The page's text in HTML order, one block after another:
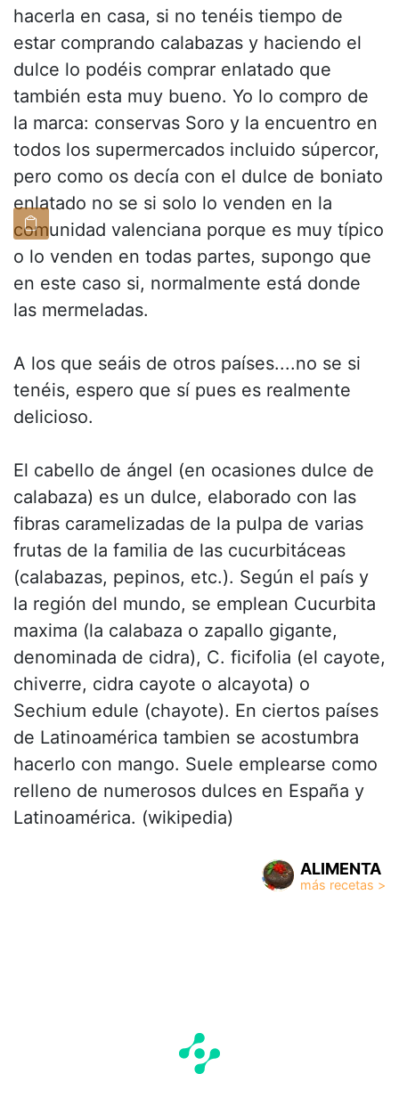
hacerla en casa, si no tenéis tiempo de
estar comprando calabazas y haciendo el
dulce lo podéis comprar enlatado que
también esta muy bueno. Yo lo compro de
la marca: conservas Soro y la encuentro en
todos los supermercados incluido súpercor,
pero como os decía con el dulce de boniato
enlatado no se si solo lo venden en la
comunidad valenciana porque es muy típico
o lo venden en todas partes, supongo que
en este caso si, normalmente está donde
las mermeladas.
A los que seáis de otros países....no se si
tenéis, espero que sí pues es realmente
delicioso.
El cabello de ángel (en ocasiones dulce de
calabaza) es un dulce, elaborado con las
fibras caramelizadas de la pulpa de varias
frutas de la familia de las cucurbitáceas
(calabazas, pepinos, etc.). Según el país y
la región del mundo, se emplean Cucurbita
maxima (la calabaza o zapallo gigante,
denominada de cidra), C. ficifolia (el cayote,
chiverre, cidra cayote o alcayota) o
Sechium edule (chayote). En ciertos países
de Latinoamérica tambien se acostumbra
hacerlo con mango. Suele emplearse como
relleno de numerosos dulces en España y
Latinoamérica. (wikipedia)
ALIMENTA